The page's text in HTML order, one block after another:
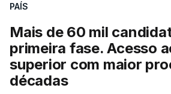
PAÍS
Mais de 60 mil
primeira fase. Acesso
superior com maior
décadas